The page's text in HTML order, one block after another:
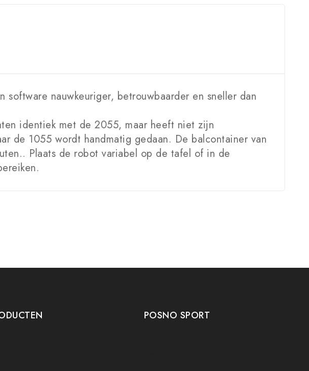
nauwkeuriger, betrouwbaarder en sneller dan
identiek met de 2055, maar heeft niet zijn
de 1055 wordt handmatig gedaan. De balcontainer van
Plaats de robot variabel op de tafel of in de
POSNO SPORT